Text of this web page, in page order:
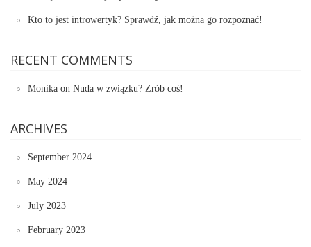
Kto to jest introwertyk? Sprawdź, jak można go rozpoznać!
RECENT COMMENTS
Monika on Nuda w związku? Zrób coś!
ARCHIVES
September 2024
May 2024
July 2023
February 2023